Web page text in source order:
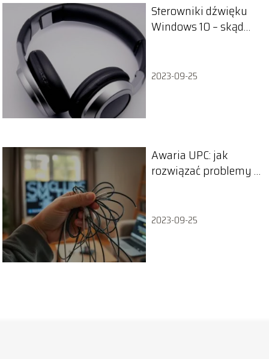
Sterowniki dźwięku
Windows 10 – skąd
2023-09-25
Awaria UPC: jak
rozwiązać problemy z
2023-09-25